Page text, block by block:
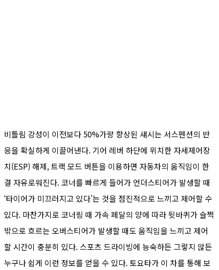
비틀림 강성이 이전보다 50%가량 향상된 섀시는 서스펜션의 반
응을 확실하게 이끌어낸다. 기어 레버 하단에 위치한 자세제어장
치(ESP) 해제, 트랙 모드 버튼을 이용하면 자동차의 움직임이 한
결 자유로워진다. 코너를 빠르게 들어가 언더스티어가 발생할 때
‘타이어가 미끄러지고 있다’는 것을 점진적으로 느끼고 제어할 수
있다. 마찬가지로 코너링 때 가속 페달의 양에 따라 뒷바퀴가 슬쩍
밖으로 흐르는 오버스티어가 발생할 때도 움직임을 느끼고 제어
할 시간이 충분히 있다. 스포츠 드라이빙에 능숙하든 그렇지 않든
누구나 쉽게 이런 정보를 얻을 수 있다. 토요타가 이 차를 통해 보